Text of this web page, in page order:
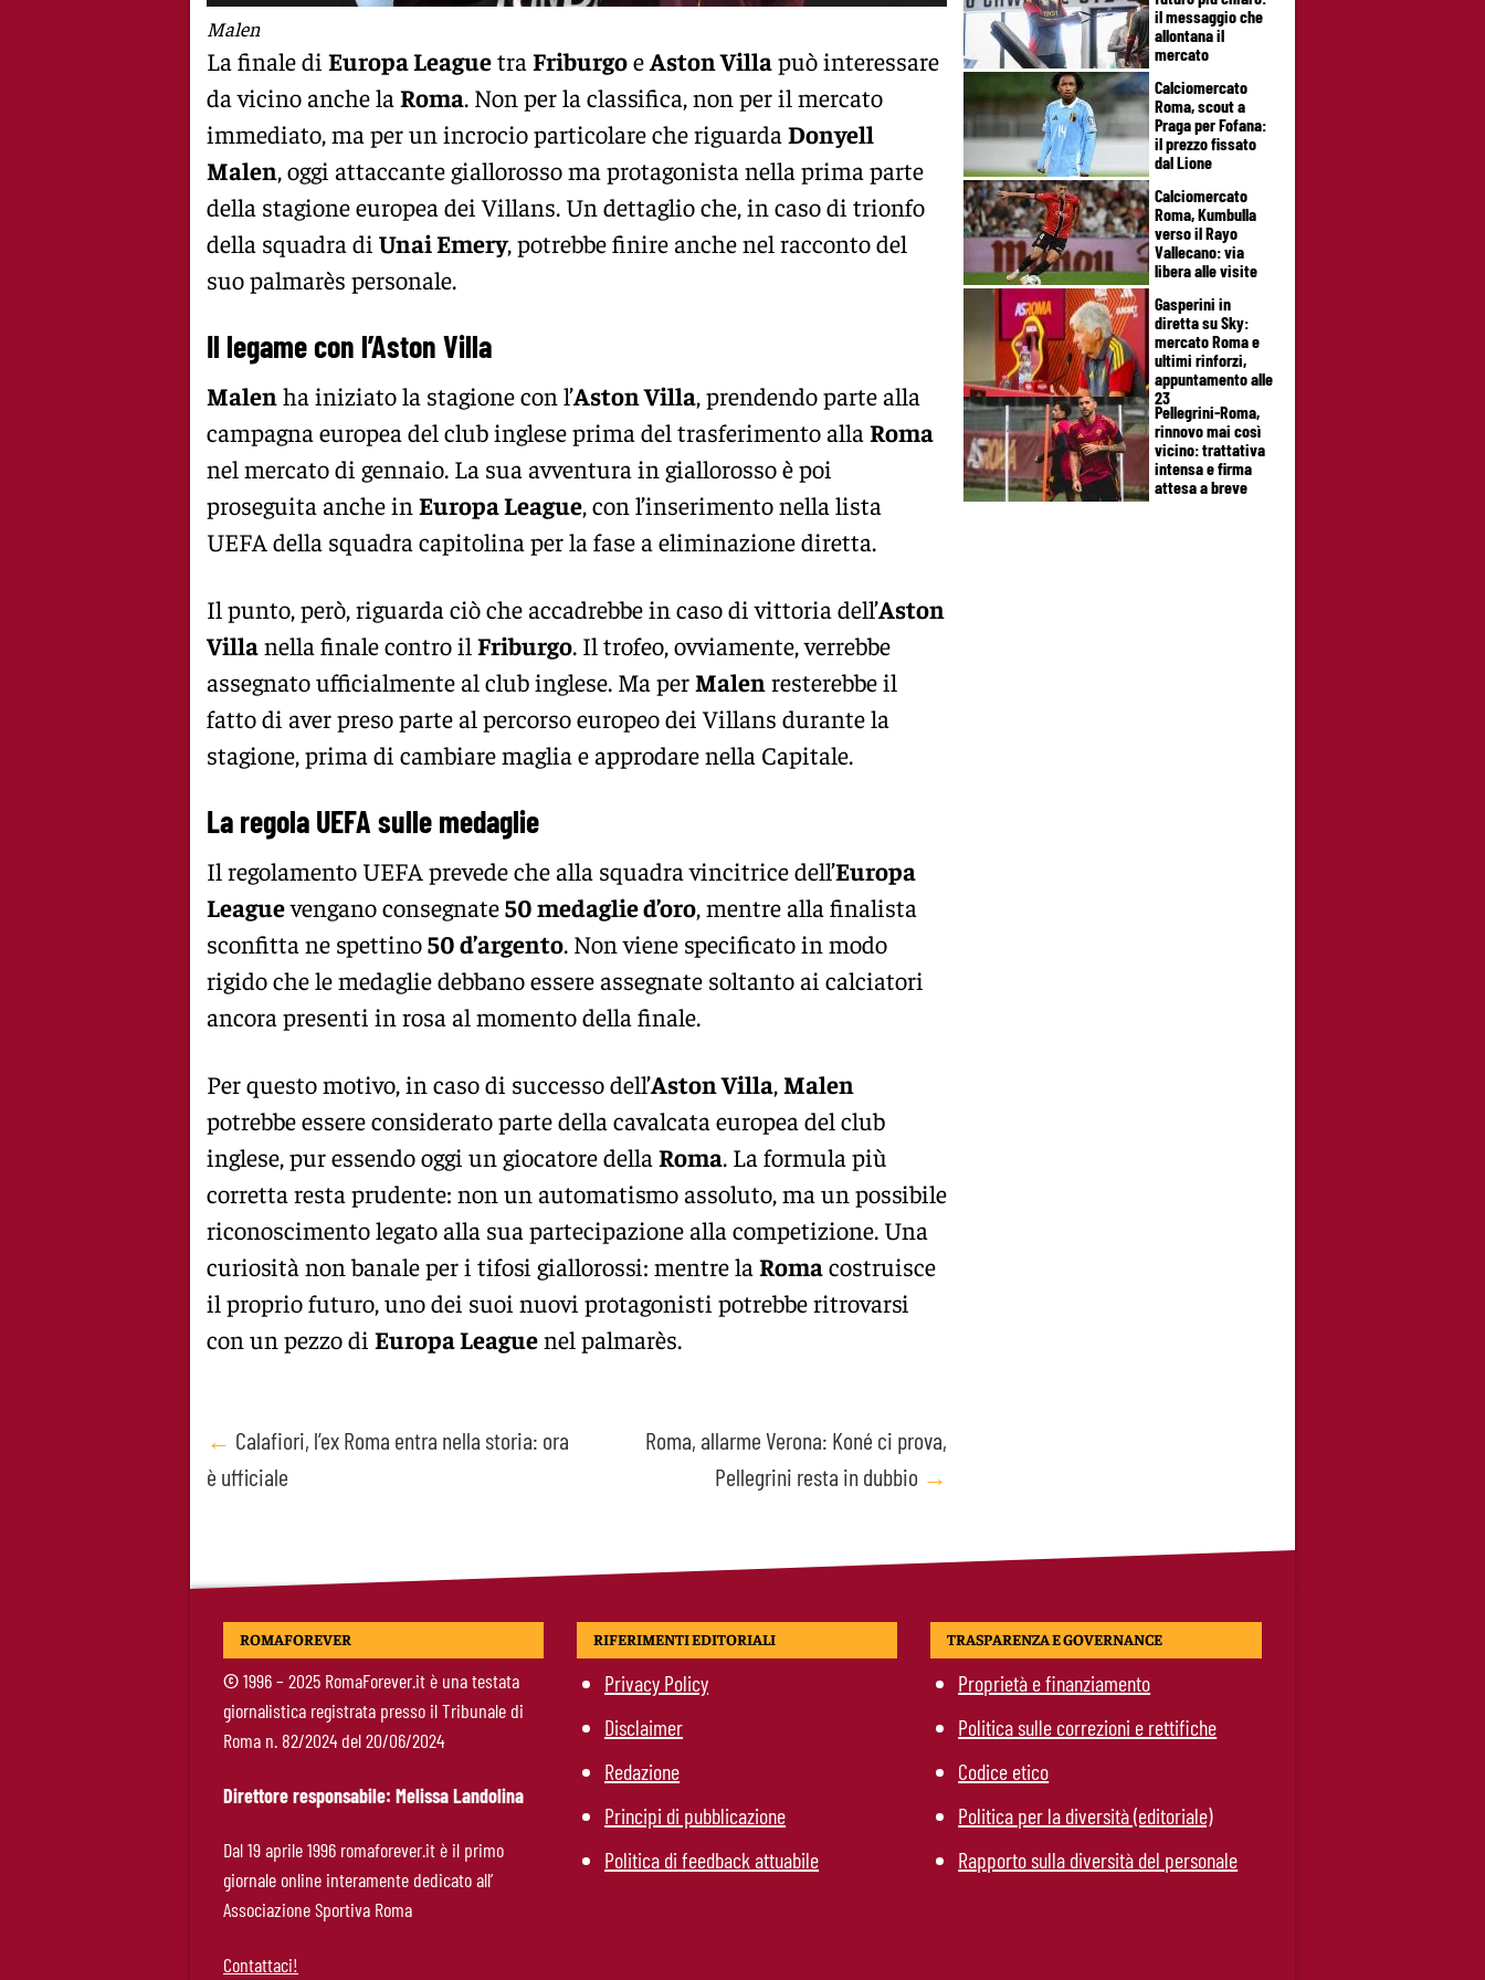
Malen
La finale di Europa Leaguetra FriburgoeAston Villapuò interessare
da vicino anche la Roma. Non per la classifica, non per il mercato
immediato, ma per un incrocio particolare che riguarda Donyell
Malen, oggi attaccante giallorosso ma protagonista nella prima parte
della stagione europea dei Villans. Un dettaglio che, in caso di trionfo
della squadra di Unai Emery, potrebbe finire anche nel racconto del
suo palmarès personale.
Il legame con l’Aston Villa
Malenha iniziato la stagione con l’Aston Villa, prendendo parte alla
campagna europea del club inglese prima del trasferimento alla Roma
nel mercato di gennaio. La sua avventura in giallorosso è poi
proseguita anche in Europa League, con l’inserimento nella lista
UEFA della squadra capitolina per la fase a eliminazione diretta.
Il punto, però, riguarda ciò che accadrebbe in caso di vittoria dell’Aston
Villanella finale contro il Friburgo. Il trofeo, ovviamente, verrebbe
assegnato ufficialmente al club inglese. Ma per Malenresterebbe il
fatto di aver preso parte al percorso europeo dei Villans durante la
stagione, prima di cambiare maglia e approdare nella Capitale.
La regola UEFA sulle medaglie
Il regolamento UEFA prevede che alla squadra vincitrice dell’Europa
Leaguevengano consegnate50 medaglie d’oro, mentre alla finalista
sconfitta ne spettino50 d’argento. Non viene specificato in modo
rigido che le medaglie debbano essere assegnate soltanto ai calciatori
ancora presenti in rosa al momento della finale.
Per questo motivo, in caso di successo dell’Aston Villa, Malen
potrebbe essere considerato parte della cavalcata europea del club
inglese, pur essendo oggi un giocatore della Roma. La formula più
corretta resta prudente: non un automatismo assoluto, ma un possibile
riconoscimento legato alla sua partecipazione alla competizione. Una
curiosità non banale per i tifosi giallorossi: mentre la Romacostruisce
il proprio futuro, uno dei suoi nuovi protagonisti potrebbe ritrovarsi
con un pezzo di Europa Leaguenel palmarès.
Post
navigation
← Calafiori, l’ex Roma entra nella storia: ora
è ufficiale
Roma, allarme Verona: Koné ci prova,
Pellegrini resta in dubbio →
il messaggio che
allontana il
mercato
Calciomercato
Roma, scout a
Praga per Fofana:
il prezzo fissato
dal Lione
Calciomercato
Roma, Kumbulla
verso il Rayo
Vallecano: via
libera alle visite
Gasperini in
diretta su Sky:
mercato Roma e
ultimi rinforzi,
appuntamento alle
23
Pellegrini-Roma,
rinnovo mai così
vicino: trattativa
intensa e firma
attesa a breve
ROMAFOREVER
©1996 – 2025 RomaForever.it è una testata
giornalistica registrata presso il Tribunale di
Roma n. 82/2024 del 20/06/2024
Direttore responsabile: Melissa Landolina
Dal 19 aprile 1996 romaforever.it è il primo
giornale online interamente dedicato all’
Associazione Sportiva Roma
Contattaci!
RIFERIMENTI EDITORIALI
Privacy Policy
Disclaimer
Redazione
Principi di pubblicazione
Politica di feedback attuabile
TRASPARENZA E GOVERNANCE
Proprietà e finanziamento
Politica sulle correzioni e rettifiche
Codice etico
Politica per la diversità (editoriale)
Rapporto sulla diversità del personale